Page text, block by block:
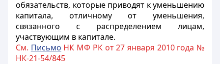
обязательств, которые приводят к уменьшению
капитала, отличному от уменьшения,
связанного с распределением лицам,
участвующим в капитале.
См. Письмо НК МФ РК от 27 января 2010 года №
НК-21-54/845